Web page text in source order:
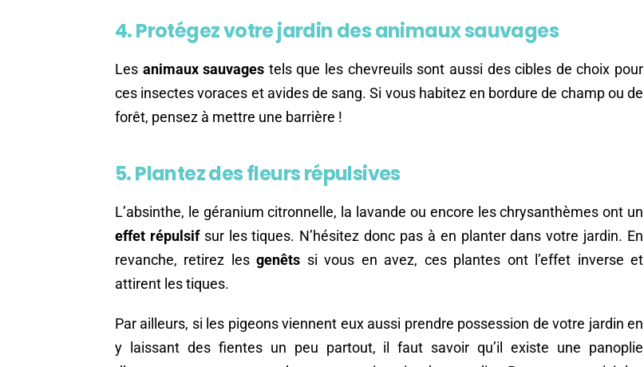
4. Protégez votre jardin des animaux sauvages
Les animaux sauvages tels que les chevreuils sont aussi des cibles de choix pour
ces insectes voraces et avides de sang. Si vous habitez en bordure de champ ou de
forêt, pensez à mettre une barrière !
5. Plantez des fleurs répulsives
L’absinthe, le géranium citronnelle, la lavande ou encore les chrysanthèmes ont un
effet répulsifsur les tiques. N’hésitez donc pas à en planter dans votre jardin. En
revanche, retirez lesgenêts si vous en avez, ces plantes ont l’effet inverse et
attirent les tiques.
Par ailleurs, si les pigeons viennent eux aussi prendre possession de votre jardin en
y laissant des fientes un peu partout, il faut savoir qu’il existe une panoplie